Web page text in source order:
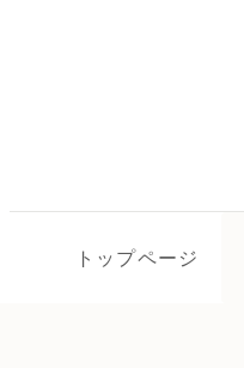
トップページ